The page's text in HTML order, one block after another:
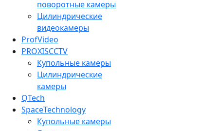
поворотные камеры
Цилиндрические
видеокамеры
ProfVideo
PROXISCCTV
Купольные камеры
Цилиндрические
камеры
QTech
SpaceTechnology
Купольные камеры